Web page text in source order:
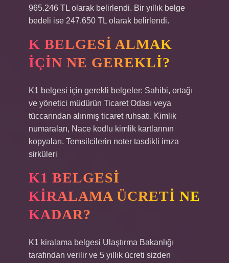
965.246 TL olarak belirlendi. Bir yıllık belge
bedeli ise 247.650 TL olarak belirlendi.
K BELGESI ALMAK
IÇIN NE GEREKLI?
K1 belgesi için gerekli belgeler: Sahibi, ortağı
ve yönetici müdürün Ticaret Odası veya
tüccarından alınmış ticaret ruhsatı. Kimlik
numaraları, Nace kodlu kimlik kartlarının
kopyaları. Temsilcilerin noter tasdikli imza
sirküleri
K1 BELGESI
KIRALAMA ÜCRETI NE
KADAR?
K1 kiralama belgesi Ulaştırma Bakanlığı
tarafından verilir ve 5 yıllık ücreti sizden